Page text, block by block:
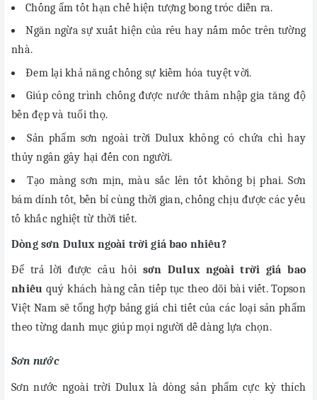
Chống ẩm tốt hạn chế hiện tượng bong tróc diễn ra.
Ngăn ngừa sự xuất hiện của rêu hay nấm mốc trên tường
nhà.
Đem lại khả năng chống sự kiềm hóa tuyệt vời.
Giúp công trình chống được nước thâm nhập gia tăng độ
bền đẹp và tuổi thọ.
Sản phẩm sơn ngoài trời Dulux không có chứa chì hay
thủy ngân gây hại đến con người.
Tạo màng sơn mịn, màu sắc lên tốt không bị phai. Sơn
bám dính tốt, bền bỉ cùng thời gian, chống chịu được các yếu
tố khắc nghiệt từ thời tiết.
Dòng sơn Dulux ngoài trời giá bao nhiêu?
Để trả lời được câu hỏi sơn Dulux ngoài trời giá bao
nhiêu quý khách hàng cần tiếp tục theo dõi bài viết. Topson
Việt Nam sẽ tổng hợp bảng giá chi tiết của các loại sản phẩm
theo từng danh mục giúp mọi người dễ dàng lựa chọn.
Sơn nước
Sơn nước ngoài trời Dulux là dòng sản phẩm cực kỳ thích